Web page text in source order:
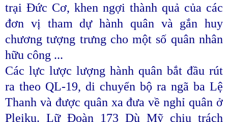
trại Đức Cơ, khen ngợi thành quả của các
đơn vị tham dự hành quân và gắn huy
chương tượng trưng cho một số quân nhân
hữu công ...
Các lực lược lượng hành quân bắt đầu rút
ra theo QL-19, di chuyển bộ ra ngã ba Lệ
Thanh và được quân xa đưa về nghỉ quân ở
Pleiku. Lữ Đoàn 173 Dù Mỹ chịu trách